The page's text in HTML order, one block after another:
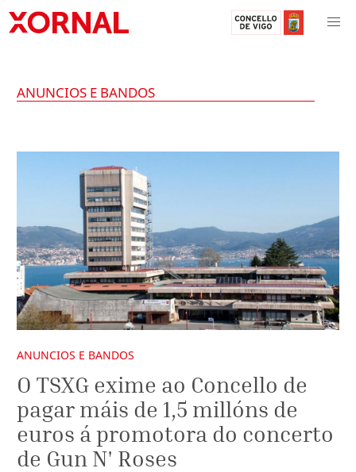
ANUNCIOS E BANDOS
ANUNCIOS E BANDOS
O TSXG exime ao Concello de
pagar máis de 1,5 millóns de
euros á promotora do concerto
de Gun N' Roses